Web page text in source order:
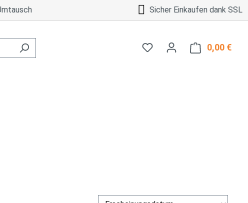
Sicher Einkaufen dank SSL
0,00 €